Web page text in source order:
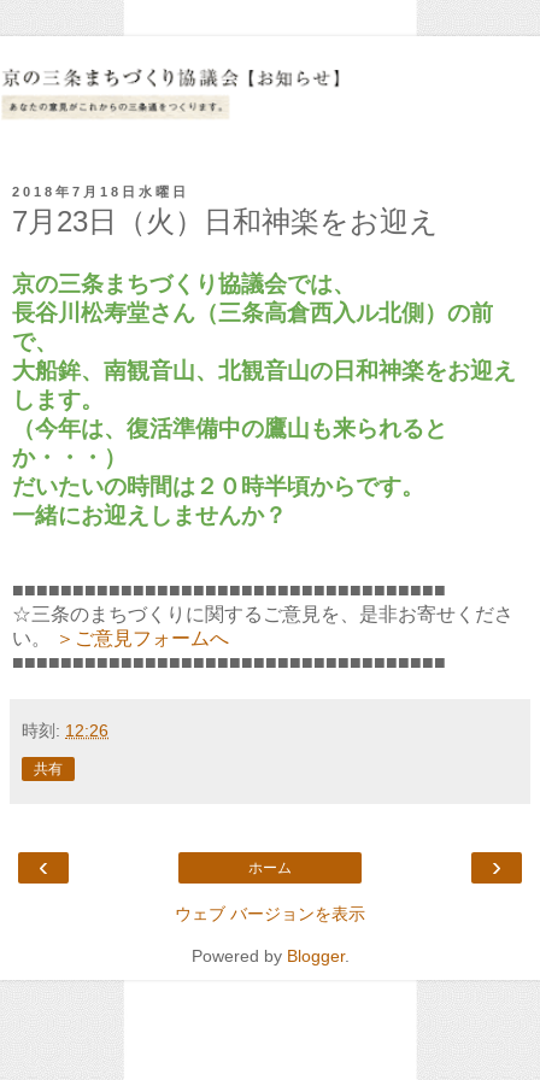
2018年7月18日水曜日
7月23日（火）日和神楽をお迎え
京の三条まちづくり協議会では、
長谷川松寿堂さん（三条高倉西入ル北側）の前
で、
大船鉾、南観音山、北観音山の日和神楽をお迎え
します。
（今年は、復活準備中の鷹山も来られると
か・・・）
だいたいの時間は２０時半頃からです。
一緒にお迎えしませんか？
■■■■■■■■■■■■■■■■■■■■■■■■■■■■■■■■■■■■
☆三条のまちづくりに関するご意見を、是非お寄せくださ
い。
＞ご意見フォームへ
■■■■■■■■■■■■■■■■■■■■■■■■■■■■■■■■■■■■
時刻: 12:26
共有
‹ ›
ホーム
ウェブ バージョンを表示
Powered by Blogger.